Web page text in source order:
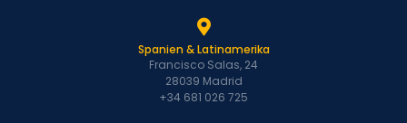
Spanien & Latinamerika
Francisco Salas, 24
28039 Madrid
+34 681 026 725